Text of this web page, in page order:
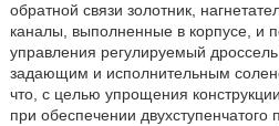
обратной связи золотник,
каналы, выполненные в корпусе, и
управления регулируемый
задающим и исполнительным
что, с целью упрощения
при обеспечении двухступенчатого